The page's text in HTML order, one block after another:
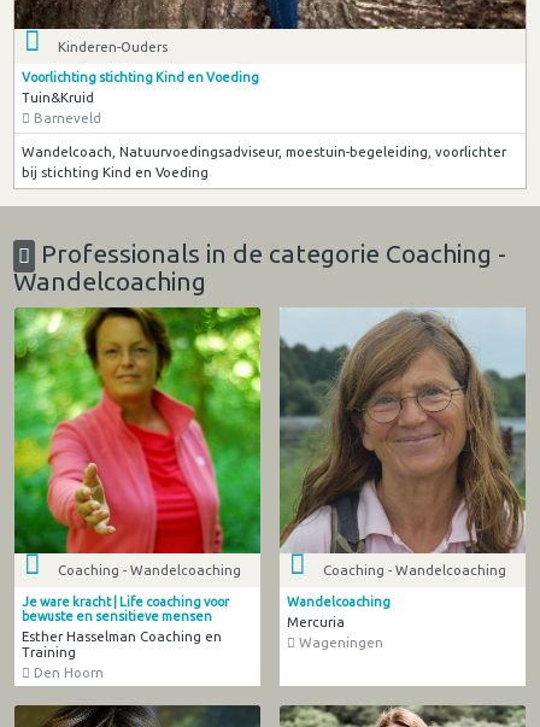
Kinderen-Ouders
Voorlichting stichting Kind en Voeding
Tuin&Kruid
Barneveld
Wandelcoach, Natuurvoedingsadviseur, moestuin-begeleiding, voorlichter
bij stichting Kind en Voeding
Professionals in de categorie Coaching -
Wandelcoaching
Coaching - Wandelcoaching
Je ware kracht | Life coaching voor
bewuste en sensitieve mensen
Esther Hasselman Coaching en
Training
Den Hoorn
Coaching - Wandelcoaching
Wandelcoaching
Mercuria
Wageningen